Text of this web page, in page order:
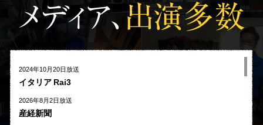
メディア、出演多数
2024年10月20日放送
イタリア Rai3
2026年8月2日放送
産経新聞